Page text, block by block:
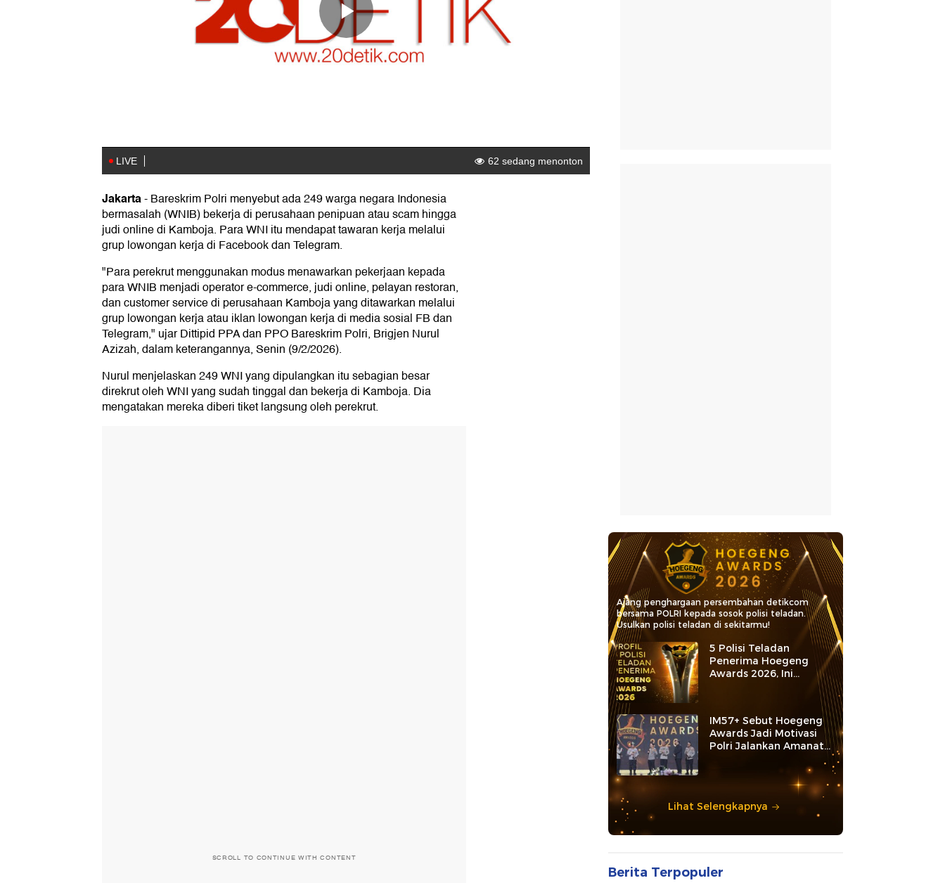
Jakarta-Bareskrim Polri menyebut ada 249 warga negara Indonesia
bermasalah (WNIB) bekerja di perusahaan penipuan atau scam hingga
judi online di Kamboja. Para WNI itu mendapat tawaran kerja melalui
grup lowongan kerja di Facebook dan Telegram.
"Para perekrut menggunakan modus menawarkan pekerjaan kepada
para WNIB menjadi operator e-commerce, judi online, pelayan restoran,
dan customer service di perusahaan Kamboja yang ditawarkan melalui
grup lowongan kerja atau iklan lowongan kerja di media sosial FB dan
Telegram," ujar Dittipid PPA dan PPO Bareskrim Polri, Brigjen Nurul
Azizah, dalam keterangannya, Senin (9/2/2026).
Nurul menjelaskan 249 WNI yang dipulangkan itu sebagian besar
direkrut oleh WNI yang sudah tinggal dan bekerja di Kamboja. Dia
mengatakan mereka diberi tiket langsung oleh perekrut.
SCROLL TO CONTINUE WITH CONTENT
Ajang penghargaan persembahan detikcom
bersama POLRI kepada sosok polisi teladan.
Usulkan polisi teladan di sekitarmu!
5 Polisi Teladan
Penerima Hoegeng
Awards 2026, Ini
Kategori dan Kiprahnya
IM57+ Sebut Hoegeng
Awards Jadi Motivasi
Polri Jalankan Amanat
Lihat Selengkapnya
Berita Terpopuler